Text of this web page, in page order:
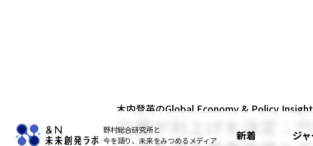
野村総合研究所と
今を語り、未来をみつめるメディア
新着 ジ
木内登英のGlobal Economy & Policy Insight
日銀が利上げを決定：